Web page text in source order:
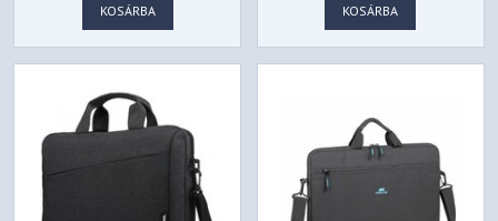
KOSÁRBA KOSÁRBA